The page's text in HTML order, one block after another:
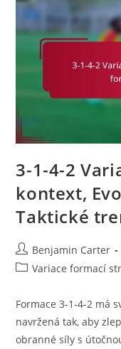
3-1-4-2
kontext,
Taktické
Post
author:
Benjamin Carter
PostVariace formací
Formace 3-1-4-2 má
navržená tak, aby
obranné síly s